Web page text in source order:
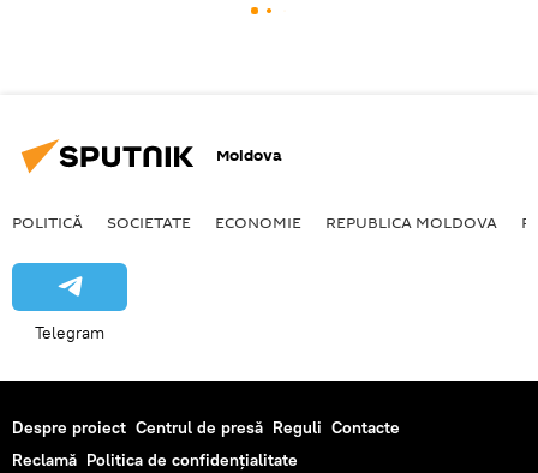
Moldova
POLITICĂ SOCIETATE ECONOMIE REPUBLICA MOLDOVA
Telegram
Despre proiect Centrul de presă Reguli Contacte
Reclamă Politica de confidențialitate